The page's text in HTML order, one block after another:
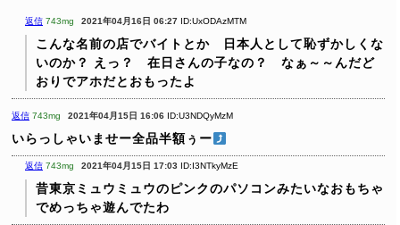
返信 743mg 2021年04月16日 06:27 ID:UxODAzMTM
こんな名前の店でバイトとか 日本人として恥ずかしくな
いのか？
えっ？ 在日さんの子なの？ なぁ～～んだど
おりでアホだとおもったよ
返信 743mg 2021年04月15日 16:06 ID:U3NDQyMzM
いらっしゃいませー全品半額ぅー
返信 743mg 2021年04月15日 17:03 ID:I3NTkyMzE
昔東京ミュウミュウのピンクのパソコンみたいなおもちゃ
でめっちゃ遊んでたわ